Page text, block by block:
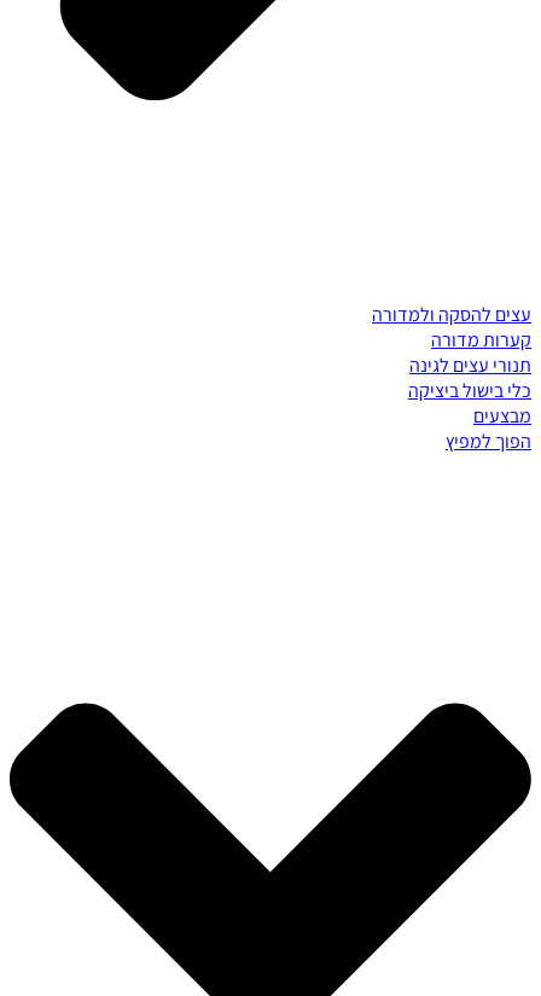
עצים להסקה ולמדורה
קערות מדורה
תנורי עצים לגינה
כלי בישול ביציקה
מבצעים
הפוך למפיץ